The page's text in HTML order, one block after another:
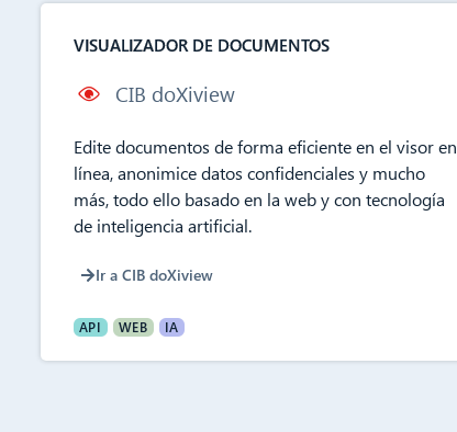
VISUALIZADOR DE DOCUMENTOS
CIB doXiview
Edite documentos de forma eficiente en el visor en
línea, anonimice datos confidenciales y mucho
más, todo ello basado en la web y con tecnología
de inteligencia artificial.
Ir a CIB doXiview
API WEB IA